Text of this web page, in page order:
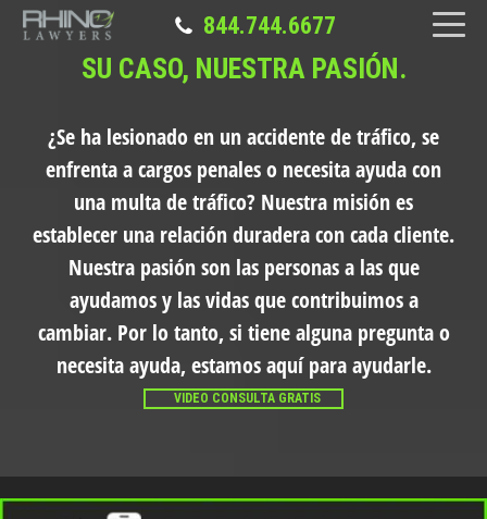
844.744.6677
SU CASO, NUESTRA PASIÓN.
¿Se ha lesionado en un accidente de tráfico, se
enfrenta a cargos penales o necesita ayuda con
una multa de tráfico? Nuestra misión es
establecer una relación duradera con cada cliente.
Nuestra pasión son las personas a las que
ayudamos y las vidas que contribuimos a
cambiar. Por lo tanto, si tiene alguna pregunta o
necesita ayuda, estamos aquí para ayudarle.
VIDEO CONSULTA GRATIS